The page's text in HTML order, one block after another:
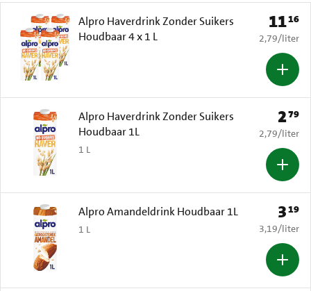
Alpro Haverdrink Zonder Suikers
Houdbaar 4 x 1 L
Prijs: €
1116
€ 2,79 per
2,79/liter
Alpro Haverdrink Zonder Suikers
Houdbaar 1L
1 L
Prijs:
279
€ 2,79 per
2,79/liter
Alpro Amandeldrink Houdbaar 1L
1 L
Prijs:
319
€ 3,19 per
3,19/liter